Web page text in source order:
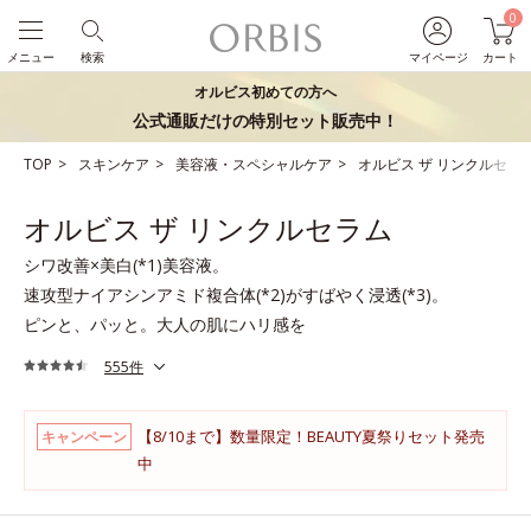
マイページ
0
カート
検索
メニュー
オルビス初めての方へ
公式通販だけの特別セット販売中！
TOP スキンケア 美容液・スペシャルケア オルビス ザ リンクルセラ
オルビス ザ リンクルセラム
シワ改善×美白(*1)美容液。
速攻型ナイアシンアミド複合体(*2)がすばやく浸透(*3)。
ピンと、パッと。大人の肌にハリ感を
555件
キャンペーン
【8/10まで】数量限定！BEAUTY夏祭りセット発売
中